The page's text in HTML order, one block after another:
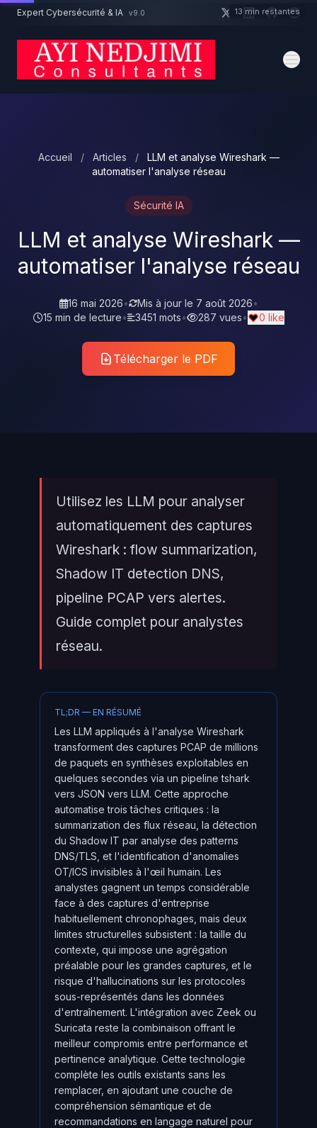
Aller au contenu principal
Expert Cybersécurité & IA v9.0
Accueil / Articles /
LLM et analyse Wireshark —
automatiser l'analyse réseau
Sécurité IA
LLM et analyse Wireshark —
automatiser l'analyse réseau
16 mai 2026• Mis à jour le 7 août 2026•
15 min de lecture• 3451 mots• 287 vues• 0 like
Télécharger le PDF
Utilisez les LLM pour analyser
automatiquement des captures
Wireshark : flow summarization,
Shadow IT detection DNS,
pipeline PCAP vers alertes.
Guide complet pour analystes
réseau.
TL;DR — EN RÉSUMÉ
Les LLM appliqués à l'analyse Wireshark
transforment des captures PCAP de millions
de paquets en synthèses exploitables en
quelques secondes via un pipeline tshark
vers JSON vers LLM. Cette approche
automatise trois tâches critiques : la
summarization des flux réseau, la détection
du Shadow IT par analyse des patterns
DNS/TLS, et l'identification d'anomalies
OT/ICS invisibles à l'œil humain. Les
analystes gagnent un temps considérable
face à des captures d'entreprise
habituellement chronophages, mais deux
limites structurelles subsistent : la taille du
contexte, qui impose une agrégation
préalable pour les grandes captures, et le
risque d'hallucinations sur les protocoles
sous-représentés dans les données
d'entraînement. L'intégration avec Zeek ou
Suricata reste la combinaison offrant le
meilleur compromis entre performance et
pertinence analytique. Cette technologie
complète les outils existants sans les
remplacer, en ajoutant une couche de
compréhension sémantique et de
recommandations en langage naturel pour
Un projet cybersécurité ? 13 min restantes